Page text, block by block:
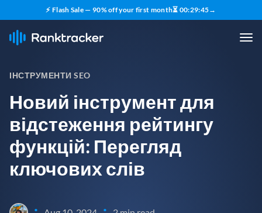
⚡ Flash Sale — 90% off your first month⏳ 00:29:44→
ІНСТРУМЕНТИ SEO
Новий інструмент для
відстеження рейтингу
функцій: Перегляд
ключових слів
• •